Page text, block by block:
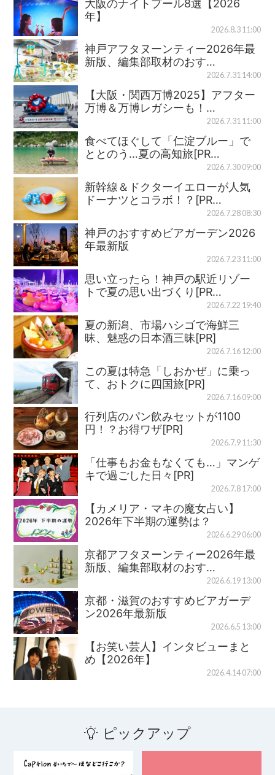
大阪のナイトプール8選【2026
年】
2026.8.3 11:00
神戸アフタヌーンティー2026年最
新版、編集部取材のおす…
2026.7.31 14:00
【大阪・関西万博2025】アフター
万博＆万博レガシーも！…
2026.7.31 11:00
食べてほぐして「仁淀ブルー」で
ととのう…夏の高知旅[PR…
2026.7.30 09:00
新幹線＆ドクターイエローが人気
ドーナツとコラボ！？[PR…
2026.7.28 08:30
神戸のおすすめビアガーデン2026
年最新版
2026.7.23 11:00
思い立ったら！神戸の駅近リゾー
トで夏の思い出づくり[PR…
2026.7.22 19:40
夏の新潟、市場ハシゴで海鮮三
昧、魅惑の日本酒三昧[PR]
2026.7.16 12:00
この夏は特急「しおかぜ」に乗っ
て、おトクに四国旅[PR]
2026.7.16 09:00
行列店のパン飲みセットが1100
円！？お得ワザ[PR]
2026.7.9 11:30
「仕事もお金もなくても…」マンゲ
キで過ごした日々[PR]
2026.7.8 17:00
【カメリア・マキの魔女占い】
2026年下半期の運勢は？
2026.6.29 06:00
京都アフタヌーンティー2026年最
新版、編集部取材のおす…
2026.6.19 13:00
京都・滋賀のおすすめビアガーデ
ン2026年最新版
2026.6.5 13:00
【お笑い芸人】インタビューまと
め【2026年】
2026.4.14 07:00
ピックアップ